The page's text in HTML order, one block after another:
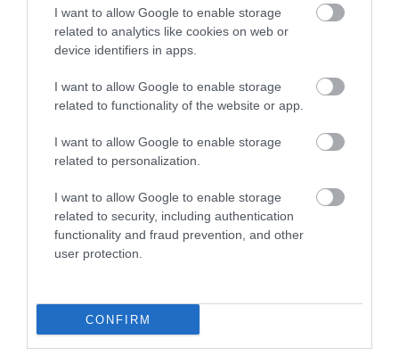
I want to allow Google to enable storage
related to analytics like cookies on web or
device identifiers in apps.
I want to allow Google to enable storage
related to functionality of the website or app.
I want to allow Google to enable storage
related to personalization.
I want to allow Google to enable storage
related to security, including authentication
functionality and fraud prevention, and other
user protection.
CONFIRM
Június 6-ánvégül megindult a normandiai
partraszállás.. Az idő valóban javult, de a
körülmények messze voltak az ideálistól: az
alacsony felhőzet korlátozta a pilóták látását, a szél a
vártnál erősebb volt, a hullámzás pedig sok katonát
partokra érkezőknek a tervezettnélnehezebb
körülményekkel kellett szembenézniük.
Figyelmedbe ajánljuk!
Közel kétszáz ember maradványait
találták meg VIII. Henrik
A kockázatos döntés végül mégis bevált. A
németeket meglepte a támadás, a szövetségesek